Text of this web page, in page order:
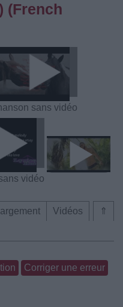
(French
sans vidéo
vidéo
⇑
Vidéos
Corriger une erreur